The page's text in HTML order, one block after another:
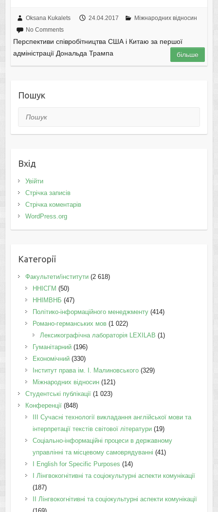
Oksana Kukalets 24.04.2017
Міжнародних відносин
No Comments
Перспективи співробітництва США і Китаю за першої
адміністрації Дональда Трампа
більше
Пошук
Пошук
Вхід
Увійти
Стрічка записів
Стрічка коментарів
WordPress.org
Категорії
Факультети/інститути(2 618)
ННІСГМ (50)
ННІМВНБ (47)
Політико-інформаційного менеджменту(414)
Романо-германських мов(1 022)
Лексикографічна лабораторія LEXILAB (1)
Гуманітарний(196)
Економічний(330)
Інститут права ім. І. Малиновського(329)
Міжнародних відносин(121)
Студентські публікації(1 023)
Конференції(848)
III Сучасні технології викладання англійської мови та
інтерпретації текстів світової літератури(19)
Соціально-інформаційні процеси в державному
управлінні та місцевому самоврядуванні (41)
І English for Specific Purposes (14)
I Лінгвокогнітивні та соціокультурні аспекти комунікації
(187)
IІ Лінгвокогнітивні та соціокультурні аспекти комунікації